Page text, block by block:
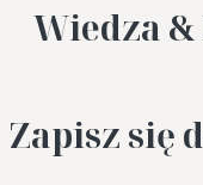
Wiedza
Zapisz się